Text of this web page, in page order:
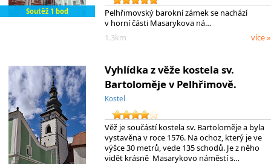
Soutěž 1 bod
Pelhřimovský barokní zámek se nachází
v horní části Masarykova ná…
1.3km
více »
Vyhlídka z věže kostela sv.
Bartoloměje v Pelhřimově.
Kostel
Věž je součástí kostela sv. Bartoloměje a byla
vystavěna v roce 1576. Na ochoz, který je ve
výšce 30 metrů, vede 135 schodů. Je z něho
vidět krásně Masarykovo náměstí s…